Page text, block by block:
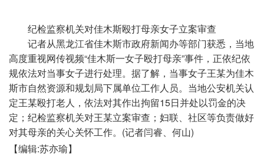
纪检监察机关对佳木斯殴打母亲女子立案审查
记者从黑龙江省佳木斯市政府新闻办等部门获悉，当地
高度重视网传视频“佳木斯一女子殴打母亲”事件，正依纪依
规依法对当事女子进行处理。据了解，当事女子王某为佳木
斯市自然资源和规划局下属单位工作人员。当地公安机关认
定王某殴打老人，依法对其作出拘留15日并处以罚金的决
定；纪检监察机关对王某立案审查；妇联、社区等负责做好
对其母亲的关心关怀工作。(记者闫睿、何山)
【编辑:苏亦瑜】